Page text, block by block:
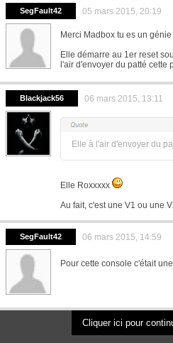
SegFault42 05 mars 2015, 20:19
Merci Madbox tu es un génie
Elle démarre au 1er reset
l'air d'envoyer du patté cette
Blackjack56 06 mars 2015, 13:11
Elle à l'air d'envoyer du
Elle Roxxxxx
Au fait, c'est une V1 ou une
SegFault42 06 mars 2015, 14:59
Pour cette console c'était
Cliquer ici pour